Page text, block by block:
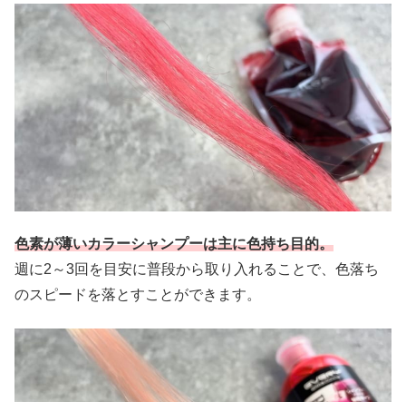
色素が薄いカラーシャンプーは主に色持ち目的。
週に2～3回を目安に普段から取り入れることで、色落ち
のスピードを落とすことができます。